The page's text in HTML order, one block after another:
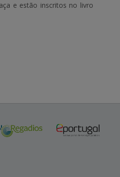
e estão inscritos no livro